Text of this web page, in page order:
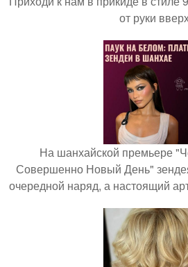
от руки
На шанхайской премьере
Совершенно Новый День"
очередной наряд, а настоящий